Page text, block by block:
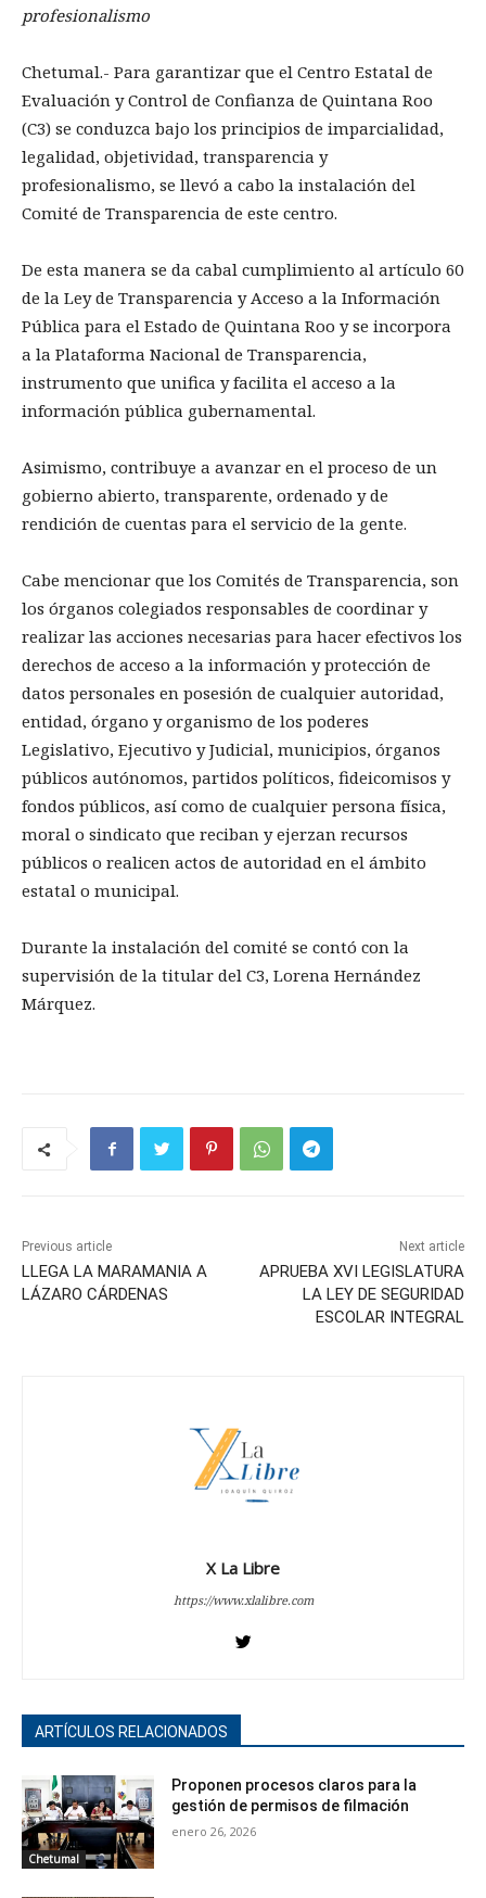
profesionalismo
Chetumal.- Para garantizar que el Centro Estatal de
Evaluación y Control de Confianza de Quintana Roo
(C3) se conduzca bajo los principios de imparcialidad,
legalidad, objetividad, transparencia y
profesionalismo, se llevó a cabo la instalación del
Comité de Transparencia de este centro.
De esta manera se da cabal cumplimiento al artículo 60
de la Ley de Transparencia y Acceso a la Información
Pública para el Estado de Quintana Roo y se incorpora
a la Plataforma Nacional de Transparencia,
instrumento que unifica y facilita el acceso a la
información pública gubernamental.
Asimismo, contribuye a avanzar en el proceso de un
gobierno abierto, transparente, ordenado y de
rendición de cuentas para el servicio de la gente.
Cabe mencionar que los Comités de Transparencia, son
los órganos colegiados responsables de coordinar y
realizar las acciones necesarias para hacer efectivos los
derechos de acceso a la información y protección de
datos personales en posesión de cualquier autoridad,
entidad, órgano y organismo de los poderes
Legislativo, Ejecutivo y Judicial, municipios, órganos
públicos autónomos, partidos políticos, fideicomisos y
fondos públicos, así como de cualquier persona física,
moral o sindicato que reciban y ejerzan recursos
públicos o realicen actos de autoridad en el ámbito
estatal o municipal.
Durante la instalación del comité se contó con la
supervisión de la titular del C3, Lorena Hernández
Márquez.
Previous article
LLEGA LA MARAMANIA A
LÁZARO CÁRDENAS
Next article
APRUEBA XVI LEGISLATURA
LA LEY DE SEGURIDAD
ESCOLAR INTEGRAL
X La Libre
https://www.xlalibre.com
ARTÍCULOS RELACIONADOS
Chetumal
Proponen procesos claros para la
gestión de permisos de filmación
enero 26, 2026